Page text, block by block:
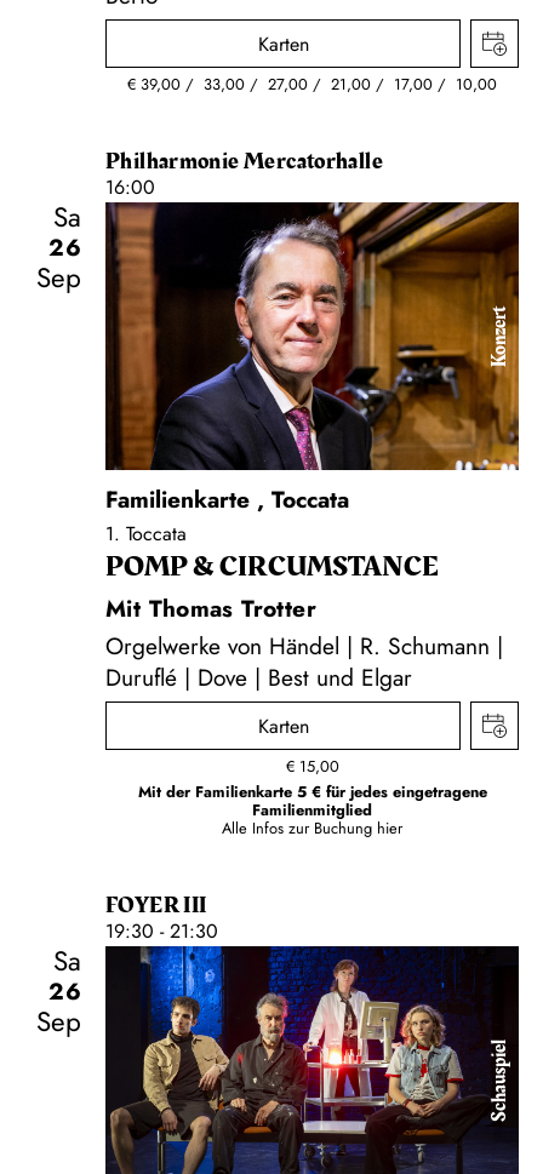
Karten
€ 39,00 33,00 27,00 21,00 17,00 10,00
Philharmonie Mercatorhalle
16:00
Sa
26
Sep
Konzert
Familienkarte , Toccata
1. Toccata
POMP & CIRCUMSTANCE
Mit Thomas Trotter
Orgelwerke von Händel | R. Schumann |
Duruflé | Dove | Best und Elgar
Karten
€ 15,00
Mit der Familienkarte 5 € für jedes eingetragene
Familienmitglied
Alle Infos zur Buchung hier
FOYER III
19:30 - 21:30
Sa
26
Sep
Schauspiel